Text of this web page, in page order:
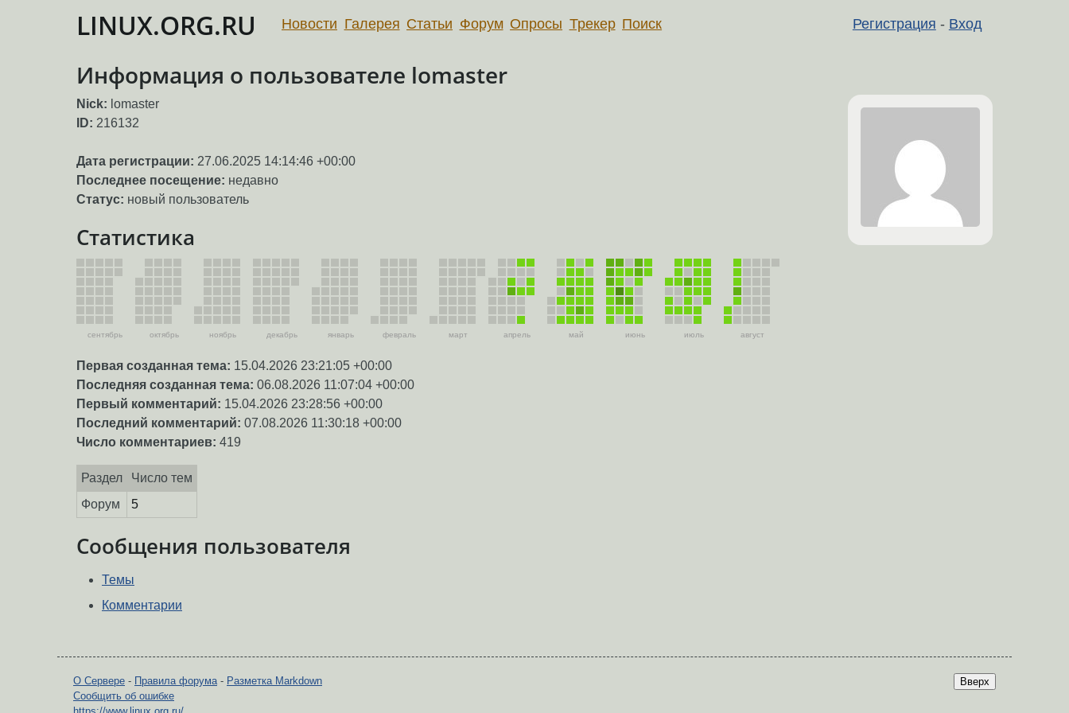
LINUX.ORG.RU Регистрация - Вход
Новости Галерея Статьи Форум Опросы Трекер Поиск
Информация о пользователе lomaster
Nick: lomaster
ID: 216132
Дата регистрации: 27.06.2025 14:14:46 +00:00
Последнее посещение: недавно
Статус: новый пользователь
Статистика
сентябрь октябрь ноябрь декабрь январь февраль март апрель май июнь июль август
Первая созданная тема: 15.04.2026 23:21:05 +00:00
Последняя созданная тема: 06.08.2026 11:07:04 +00:00
Первый комментарий: 15.04.2026 23:28:56 +00:00
Последний комментарий: 07.08.2026 11:30:18 +00:00
Число комментариев: 419
Раздел
Число тем
Форум
5
Сообщения пользователя
Темы
Комментарии
Вверх
О Сервере - Правила форума- Разметка Markdown
Сообщить об ошибке